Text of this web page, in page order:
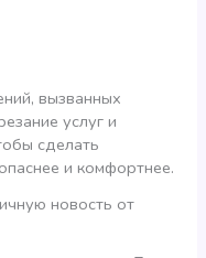
вызванных
услуг и
сделать
и комфортнее.
новость от